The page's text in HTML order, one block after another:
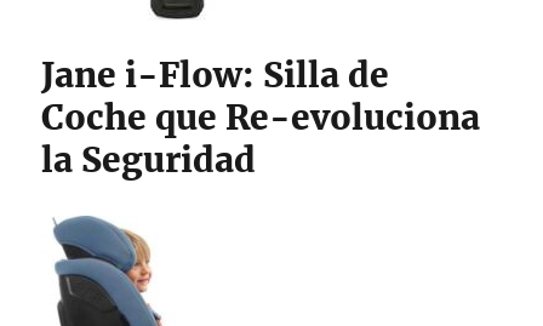
Jane i-Flow: Silla de
Coche que Re-evoluciona
la Seguridad